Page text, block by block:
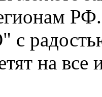
на